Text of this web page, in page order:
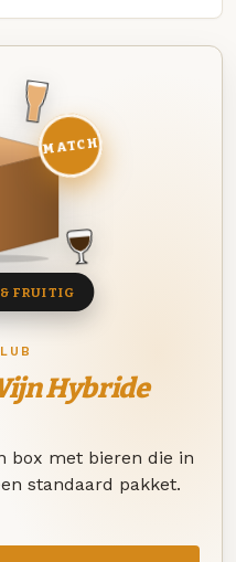
Hybride
box met bieren die in
standaard pakket.
MATCH
FRUITIG